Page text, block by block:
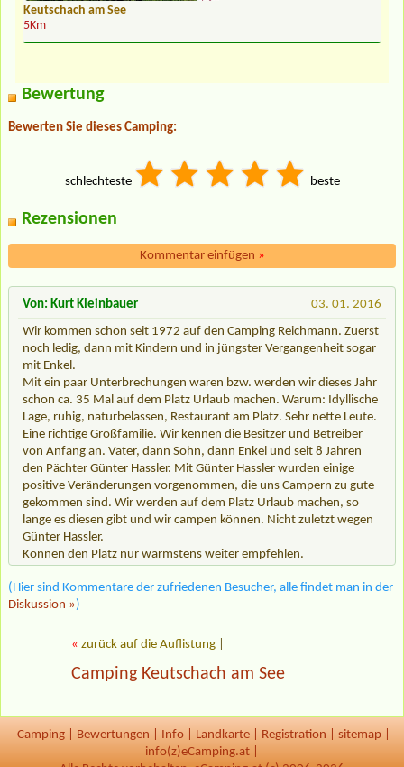
Keutschach am See
5Km
Bewertung
Bewerten Sie dieses Camping:
schlechteste beste
Rezensionen
Kommentar einfügen »
03. 01. 2016
Von: Kurt Kleinbauer
Wir kommen schon seit 1972 auf den Camping Reichmann. Zuerst
noch ledig, dann mit Kindern und in jüngster Vergangenheit sogar
mit Enkel.
Mit ein paar Unterbrechungen waren bzw. werden wir dieses Jahr
schon ca. 35 Mal auf dem Platz Urlaub machen. Warum: Idyllische
Lage, ruhig, naturbelassen, Restaurant am Platz. Sehr nette Leute.
Eine richtige Großfamilie. Wir kennen die Besitzer und Betreiber
von Anfang an. Vater, dann Sohn, dann Enkel und seit 8 Jahren
den Pächter Günter Hassler. Mit Günter Hassler wurden einige
positive Veränderungen vorgenommen, die uns Campern zu gute
gekommen sind. Wir werden auf dem Platz Urlaub machen, so
lange es diesen gibt und wir campen können. Nicht zuletzt wegen
Günter Hassler.
Können den Platz nur wärmstens weiter empfehlen.
(Hier sind Kommentare der zufriedenen Besucher, alle findet man in der
Diskussion »)
« zurück auf die Auflistung
Camping Keutschach am See
Camping Bewertungen Info Landkarte Registration sitemap
info(z)eCamping.at |